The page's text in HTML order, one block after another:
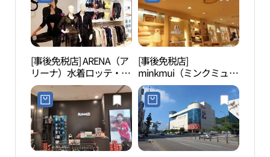
[事後免税店] ARENA（ア
リーナ）水着ロッテ・
AKプラザウォンジュ
（原州）店(아레나수영
복 AK플라자 원주점)
[事後免税店]
minkmui（ミンクミュ
ー）・AKプラザウォン
ジュ（原州）店(밍크뮤
AK플라자 원주점)